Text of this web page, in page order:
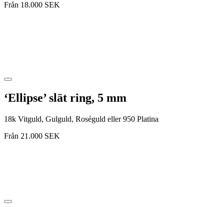
Från 18.000 SEK
‘Ellipse’ slät ring, 5 mm
18k Vitguld, Gulguld, Roséguld eller 950 Platina
Från 21.000 SEK